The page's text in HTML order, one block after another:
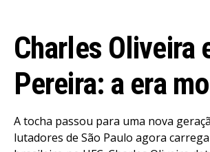
Charles Oliveira
Pereira: a era
A tocha passou para uma nova
lutadores de São Paulo agora